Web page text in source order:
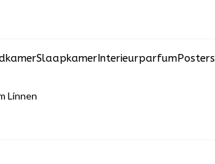
SlaapkamerInterieurparfumPosters
Linnen